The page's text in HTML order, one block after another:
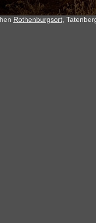
Rothenburgsort,